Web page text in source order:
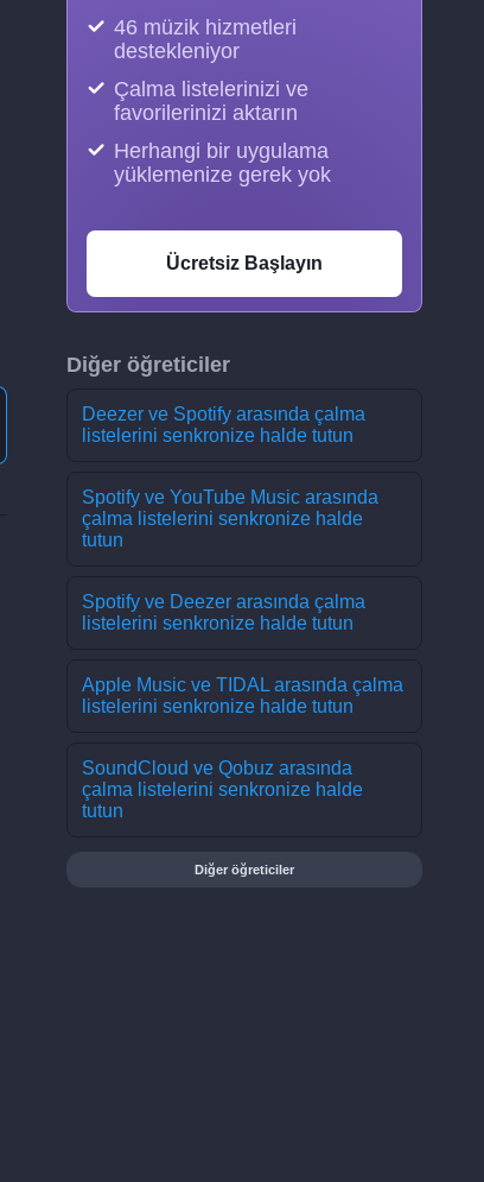
46 müzik hizmetleri
destekleniyor
Çalma listelerinizi ve
favorilerinizi aktarın
Herhangi bir uygulama
yüklemenize gerek yok
Ücretsiz Başlayın
Diğer öğreticiler
Deezer ve Spotify arasında çalma
listelerini senkronize halde tutun
Spotify ve YouTube Music arasında
çalma listelerini senkronize halde
tutun
Spotify ve Deezer arasında çalma
listelerini senkronize halde tutun
Apple Music ve TIDAL arasında çalma
listelerini senkronize halde tutun
SoundCloud ve Qobuz arasında
çalma listelerini senkronize halde
tutun
Diğer öğreticiler